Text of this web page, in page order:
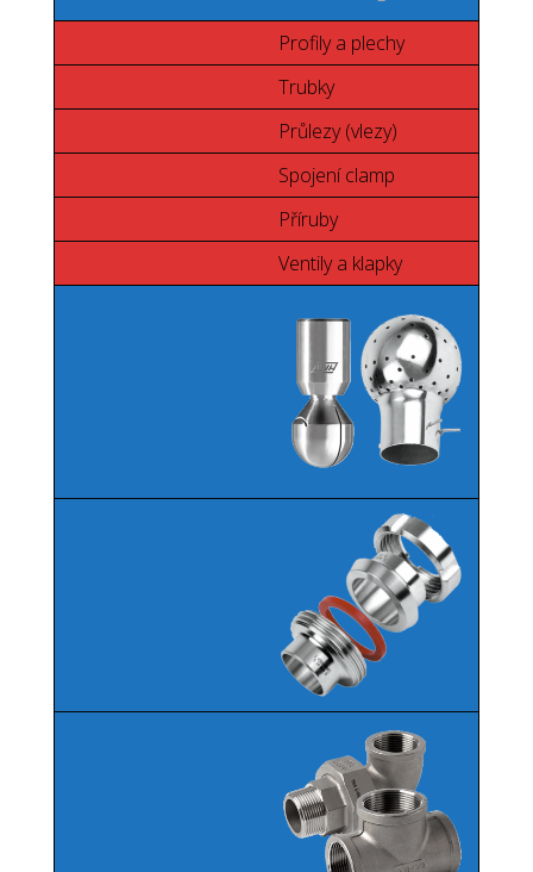
Profily a plechy
Trubky
Průlezy (vlezy)
Spojení clamp
Příruby
Ventily a klapky